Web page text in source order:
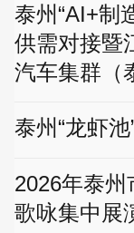
泰州“AI+制
供需对接暨
汽车集群（
泰州“龙虾池
2026年泰州
歌咏集中展